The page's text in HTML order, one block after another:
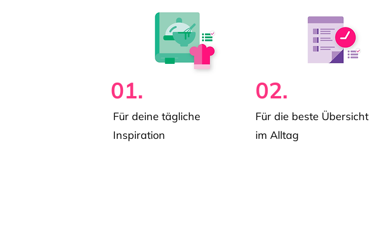
01.
Für deine tägliche
Inspiration
02.
Für die beste Übersicht
im Alltag